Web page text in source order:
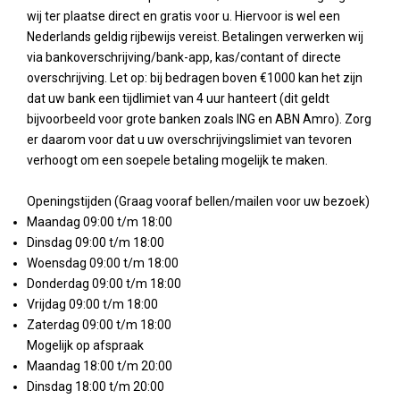
wij ter plaatse direct en gratis voor u. Hiervoor is wel een
Nederlands geldig rijbewijs vereist. Betalingen verwerken wij
via bankoverschrijving/bank-app, kas/contant of directe
overschrijving. Let op: bij bedragen boven €1000 kan het zijn
dat uw bank een tijdlimiet van 4 uur hanteert (dit geldt
bijvoorbeeld voor grote banken zoals ING en ABN Amro). Zorg
er daarom voor dat u uw overschrijvingslimiet van tevoren
verhoogt om een soepele betaling mogelijk te maken.
Openingstijden (Graag vooraf bellen/mailen voor uw bezoek)
Maandag 09:00 t/m 18:00
Dinsdag 09:00 t/m 18:00
Woensdag 09:00 t/m 18:00
Donderdag 09:00 t/m 18:00
Vrijdag 09:00 t/m 18:00
Zaterdag 09:00 t/m 18:00
Mogelijk op afspraak
Maandag 18:00 t/m 20:00
Dinsdag 18:00 t/m 20:00